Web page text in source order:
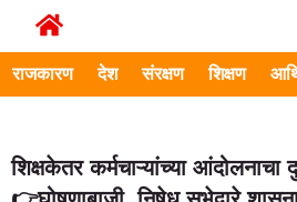
राजकारण देश संरक्षण शिक्षण
शिक्षकेतर कर्मचाऱ्यांच्या आंदोलनाचा